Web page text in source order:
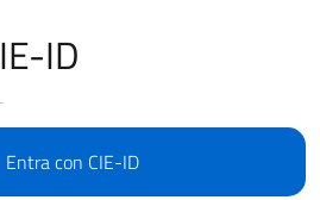
ID
Entra con CIE-ID